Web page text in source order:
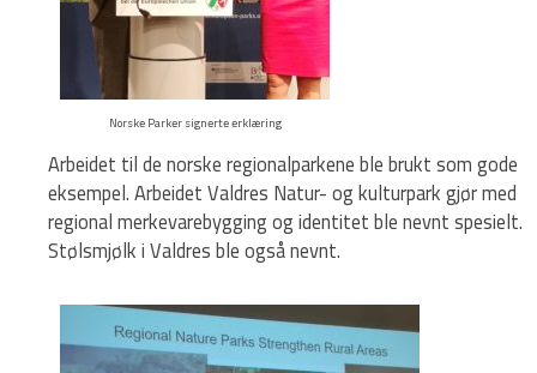
Norske Parker signerte erklæring
Arbeidet til de norske regionalparkene ble brukt som gode
eksempel. Arbeidet Valdres Natur- og kulturpark gjør med
regional merkevarebygging og identitet ble nevnt spesielt.
Stølsmjølk i Valdres ble også nevnt.